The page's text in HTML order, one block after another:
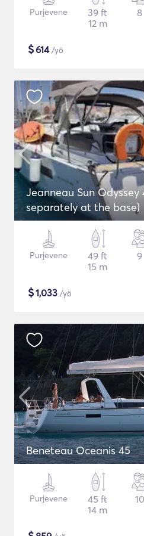
Purjevene
39 ft
12 m
8
$614/yö
Jeanneau Sun
separately at the base)
Purjevene
49 ft
15 m
9
$1,033 /yö
Beneteau Oceanis 45
Purjevene
45 ft
14 m
10